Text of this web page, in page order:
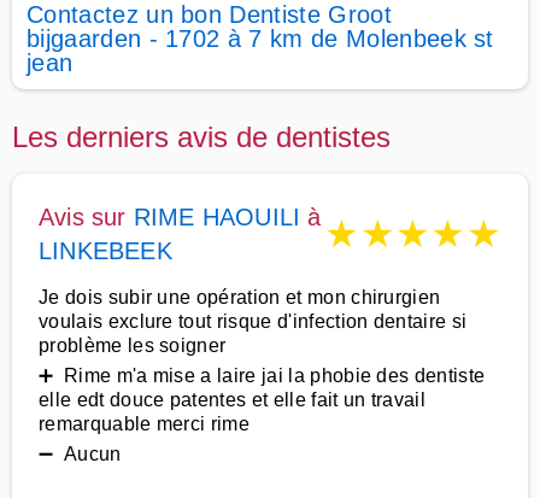
Contactez un bon Dentiste Groot
bijgaarden - 1702 à 7 km de Molenbeek st
jean
Les derniers avis de dentistes
Avis sur RIME HAOUILI à
LINKEBEEK
★★★★★
Je dois subir une opération et mon chirurgien
voulais exclure tout risque d'infection dentaire si
problème les soigner
➕ Rime m'a mise a laire jai la phobie des dentiste
elle edt douce patentes et elle fait un travail
remarquable merci rime
➖ Aucun